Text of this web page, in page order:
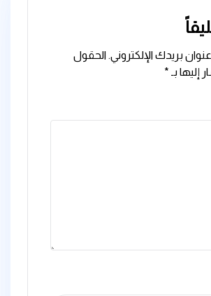
بريدك الإلكتروني. الحقول
إليها بـ *